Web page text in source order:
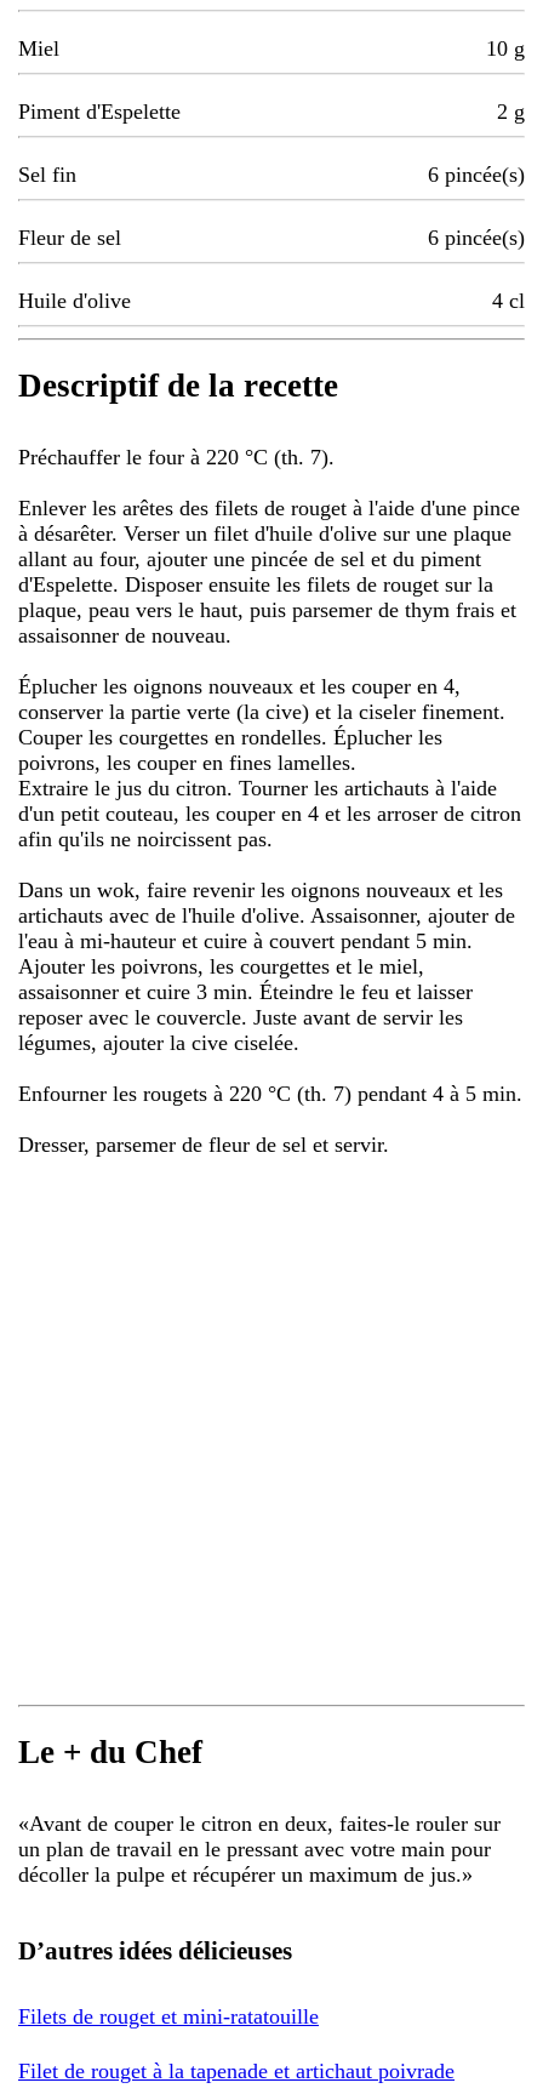
Miel 10 g
Piment d'Espelette 2 g
Sel fin 6 pincée(s)
Fleur de sel 6 pincée(s)
Huile d'olive 4 cl
Descriptif de la recette
Préchauffer le four à 220 °C (th. 7).
Enlever les arêtes des filets de rouget à l'aide d'une pince
à désarêter. Verser un filet d'huile d'olive sur une plaque
allant au four, ajouter une pincée de sel et du piment
d'Espelette. Disposer ensuite les filets de rouget sur la
plaque, peau vers le haut, puis parsemer de thym frais et
assaisonner de nouveau.
Éplucher les oignons nouveaux et les couper en 4,
conserver la partie verte (la cive) et la ciseler finement.
Couper les courgettes en rondelles. Éplucher les
poivrons, les couper en fines lamelles.
Extraire le jus du citron. Tourner les artichauts à l'aide
d'un petit couteau, les couper en 4 et les arroser de citron
afin qu'ils ne noircissent pas.
Dans un wok, faire revenir les oignons nouveaux et les
artichauts avec de l'huile d'olive. Assaisonner, ajouter de
l'eau à mi-hauteur et cuire à couvert pendant 5 min.
Ajouter les poivrons, les courgettes et le miel,
assaisonner et cuire 3 min. Éteindre le feu et laisser
reposer avec le couvercle. Juste avant de servir les
légumes, ajouter la cive ciselée.
Enfourner les rougets à 220 °C (th. 7) pendant 4 à 5 min.
Dresser, parsemer de fleur de sel et servir.
Le + du Chef
«Avant de couper le citron en deux, faites-le rouler sur
un plan de travail en le pressant avec votre main pour
décoller la pulpe et récupérer un maximum de jus.»
D’autres idées délicieuses
Filets de rouget et mini-ratatouille
Filet de rouget à la tapenade et artichaut poivrade